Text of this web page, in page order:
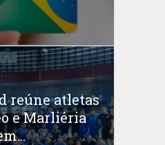
reúne atletas
e Marliéria